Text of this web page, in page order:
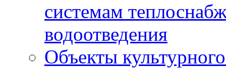
системам
водоотведения
Объекты